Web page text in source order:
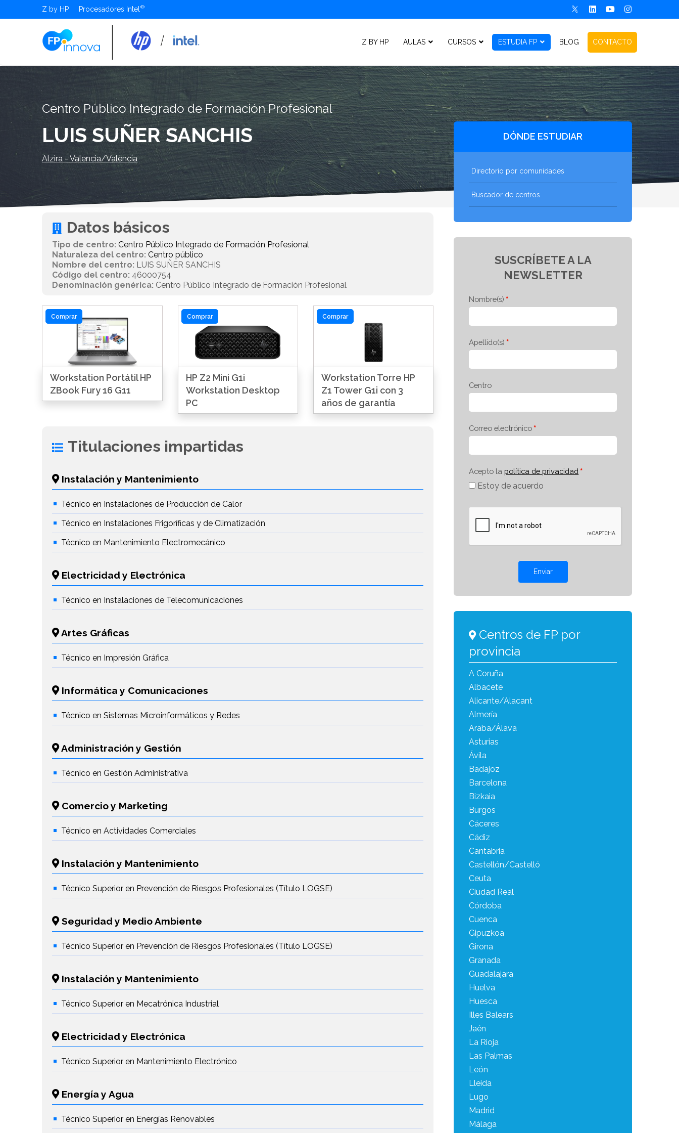
Z by HP Procesadores Intel
Z BY HP AULAS CURSOS ESTUDIA FP BLOG CONTACTO
Centro Público Integrado de Formación Profesional
LUIS SUÑER SANCHIS
Alzira - Valencia/València
Datos básicos
Tipo de centro: Centro Público Integrado de Formación Profesional
Naturaleza del centro: Centro público
Nombre del centro: LUIS SUÑER SANCHIS
Código del centro: 46000754
Denominación genérica: Centro Público Integrado de Formación Profesional
Comprar
Workstation Portátil HP
ZBook Fury 16 G11
Comprar
HP Z2 Mini G1i
Workstation Desktop
PC
Comprar
Workstation Torre HP
Z1 Tower G1i con 3
años de garantía
Titulaciones impartidas
Instalación y Mantenimiento
Técnico en Instalaciones de Producción de Calor
Técnico en Instalaciones Frigoríficas y de Climatización
Técnico en Mantenimiento Electromecánico
Electricidad y Electrónica
Técnico en Instalaciones de Telecomunicaciones
Artes Gráficas
Técnico en Impresión Gráfica
Informática y Comunicaciones
Técnico en Sistemas Microinformáticos y Redes
Administración y Gestión
Técnico en Gestión Administrativa
Comercio y Marketing
Técnico en Actividades Comerciales
Instalación y Mantenimiento
Técnico Superior en Prevención de Riesgos Profesionales (Título LOGSE)
Seguridad y Medio Ambiente
Técnico Superior en Prevención de Riesgos Profesionales (Título LOGSE)
Instalación y Mantenimiento
Técnico Superior en Mecatrónica Industrial
Electricidad y Electrónica
Técnico Superior en Mantenimiento Electrónico
Energía y Agua
Técnico Superior en Energías Renovables
DÓNDE ESTUDIAR
Directorio por comunidades
Buscador de centros
SUSCRÍBETE A LA
NEWSLETTER
Nombre(s)
Apellido(s)
Centro
Correo electrónico
Acepto la política de privacidad
Estoy de acuerdo
Enviar
Centros de FP por
provincia
A Coruña
Albacete
Alicante/Alacant
Almería
Araba/Álava
Asturias
Ávila
Badajoz
Barcelona
Bizkaia
Burgos
Cáceres
Cádiz
Cantabria
Castellón/Castelló
Ceuta
Ciudad Real
Córdoba
Cuenca
Gipuzkoa
Girona
Granada
Guadalajara
Huelva
Huesca
Illes Balears
Jaén
La Rioja
Las Palmas
León
Lleida
Lugo
Madrid
Málaga